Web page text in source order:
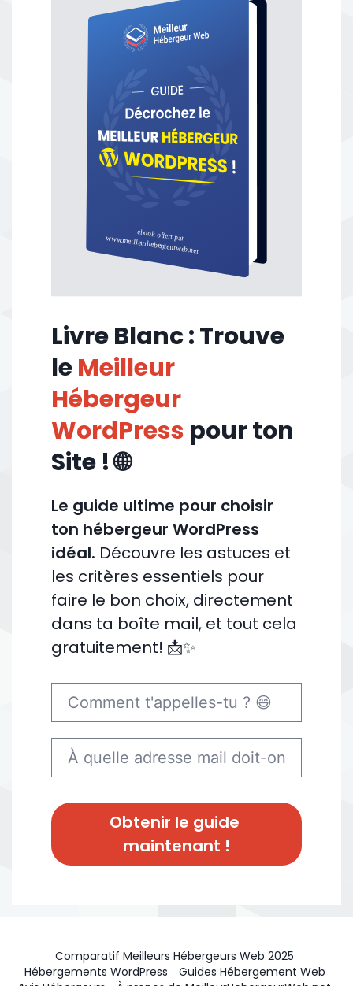
Livre Blanc : Trouve
leMeilleur
Hébergeur
WordPress pour ton
Site ! 🌐
Le guide ultime pour choisir
ton hébergeur WordPress
idéal. Découvre les astuces et
les critères essentiels pour
faire le bon choix, directement
dans ta boîte mail, et tout cela
gratuitement! 📩✨
Obtenir le guide
maintenant !
Comparatif Meilleurs Hébergeurs Web 2025
Hébergements WordPress
Guides Hébergement Web